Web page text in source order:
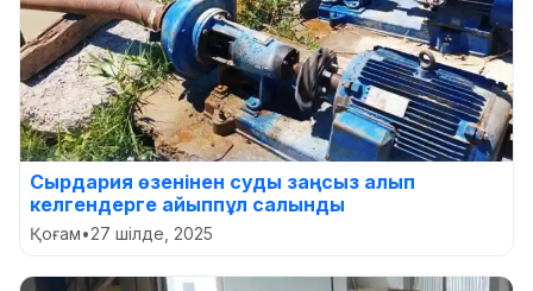
Сырдария өзенінен суды заңсыз алып
келгендерге айыппұл салынды
Қоғам•27 шілде, 2025